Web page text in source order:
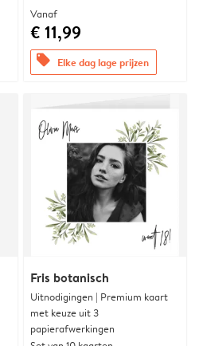
Vanaf
€ 11,99
offers Elke dag lage prijzen
Fris botanisch
Uitnodigingen | Premium kaart
met keuze uit 3
papierafwerkingen